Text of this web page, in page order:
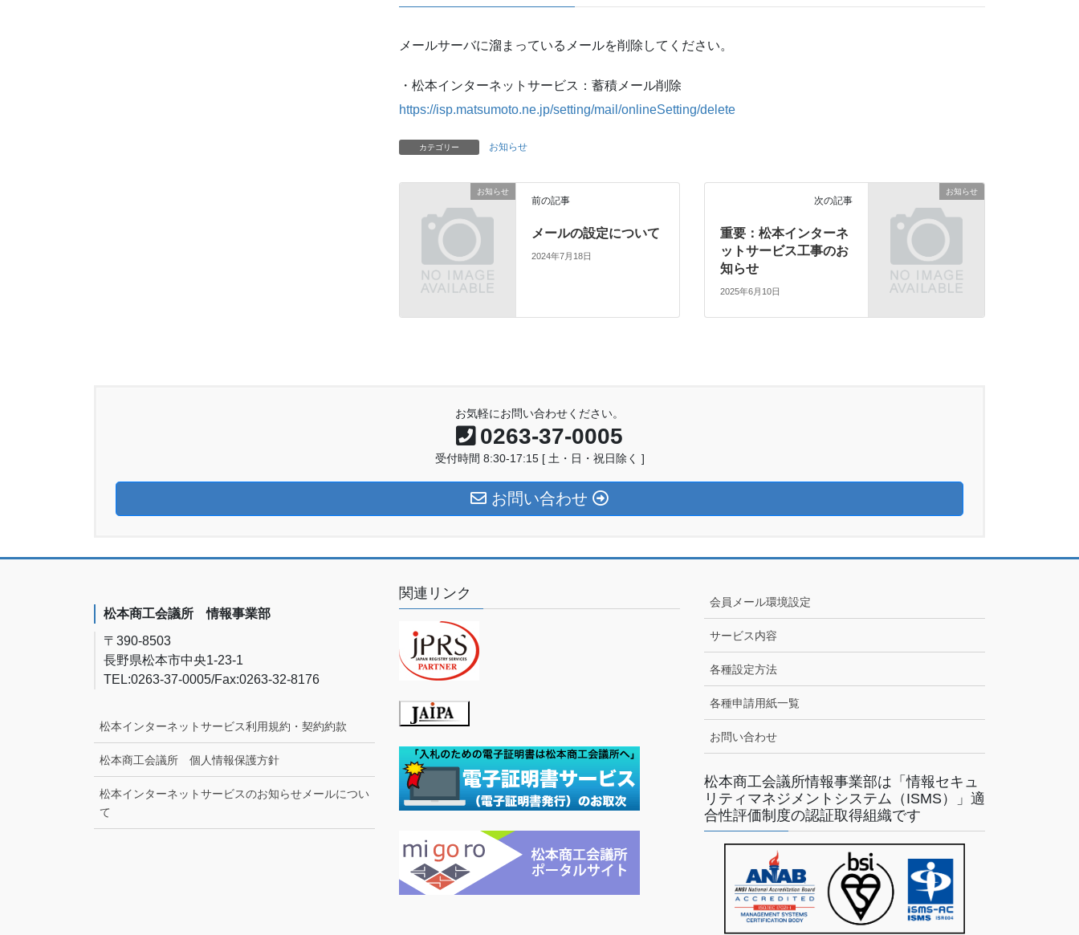
メールサーバに溜まっているメールを削除してください。
・松本インターネットサービス：蓄積メール削除
https://isp.matsumoto.ne.jp/setting/mail/onlineSetting/delete
カテゴリー お知らせ
お知らせ
前の記事
メールの設定について
2024年7月18日
お知らせ
次の記事
重要：松本インターネ
ットサービス工事のお
知らせ
2025年6月10日
お気軽にお問い合わせください。
0263-37-0005
受付時間 8:30-17:15 [ 土・日・祝日除く ]
お問い合わせ
松本商工会議所 情報事業部
〒390-8503
長野県松本市中央1-23-1
TEL:0263-37-0005/Fax:0263-32-8176
松本インターネットサービス利用規約・契約約款
松本商工会議所 個人情報保護方針
松本インターネットサービスのお知らせメールについ
て
関連リンク
会員メール環境設定
サービス内容
各種設定方法
各種申請用紙一覧
お問い合わせ
松本商工会議所情報事業部は「情報セキュ
リティマネジメントシステム（ISMS）」適
合性評価制度の認証取得組織です